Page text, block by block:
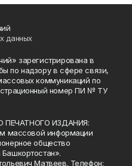
данных
зарегистрирована в
по надзору в сфере связи,
коммуникаций по
номер ПИ № ТУ
ПЕЧАТНОГО ИЗДАНИЯ:
массовой информации
общество
Матвеев. Телефон: